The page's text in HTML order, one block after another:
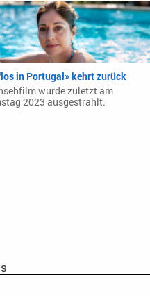
in Portugal» kehrt zurück
wurde zuletzt am
2023 ausgestrahlt.